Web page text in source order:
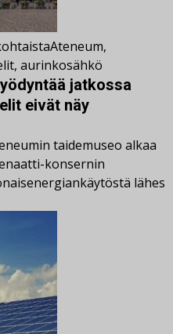
Ateneum,
, aurinkosähkö
jatkossa
eivät näy
taidemuseo alkaa
konsernin
lähes